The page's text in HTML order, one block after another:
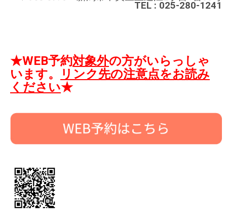
TEL : 025-280-1241
★WEB予約対象外の方がいらっしゃ
います。
リンク先の注意点をお読み
ください★